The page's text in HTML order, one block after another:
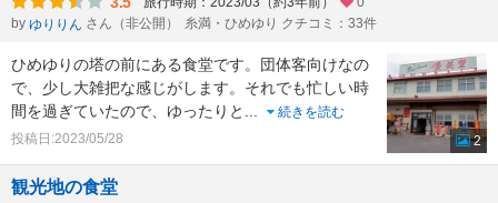
by ゆりりん さん（非公開） 糸満・ひめゆり クチコミ：33件
ひめゆりの塔の前にある食堂です。団体客向けなの
で、少し大雑把な感じがします。それでも忙しい時
間を過ぎていたので、ゆったりと ...
続きを読む
投稿日:2023/05/28
2
観光地の食堂